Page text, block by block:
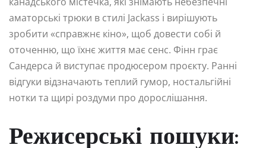
аматорські трюки в стилі Jackass і вирішують
зробити «справжнє кіно», щоб довести собі й
оточенню, що їхнє життя має сенс. Фінн грає
Сандерса й виступає продюсером проєкту. Ранні
відгуки відзначають теплий гумор, ностальгійні
нотки та щирі роздуми про дорослішання.
Режисерські пошуки: